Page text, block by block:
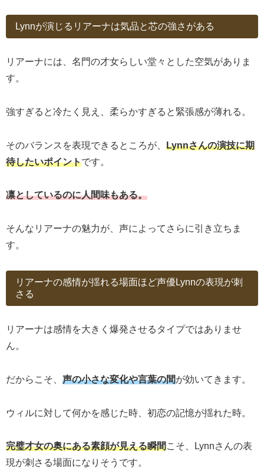
Lynnが演じるリアーナは気品と芯の強さがある
リアーナには、名門の才女らしい堂々とした空気がありま
す。
強すぎると冷たく見え、柔らかすぎると緊張感が薄れる。
そのバランスを表現できるところが、 Lynnさんの演技に期
待したいポイントです。
凛としているのに人間味もある。
そんなリアーナの魅力が、声によってさらに引き立ちま
す。
リアーナの感情が揺れる場面ほど声優Lynnの表現が刺
さる
リアーナは感情を大きく爆発させるタイプではありませ
ん。
だからこそ、 声の小さな変化や言葉の間が効いてきます。
ウィルに対して何かを感じた時、初恋の記憶が揺れた時。
完璧才女の奥にある素顔が見える瞬間こそ、Lynnさんの表
現が刺さる場面になりそうです。